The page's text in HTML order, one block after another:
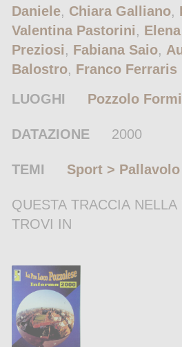
Daniele, Chiara Galliano,
Valentina Pastorini,
Preziosi, Fabiana Saio,
Balostro, Franco Ferraris
LUOGHI
Pozzolo
DATAZIONE 2000
TEMI Sport > Pallavolo
QUESTA TRACCIA
TROVI IN